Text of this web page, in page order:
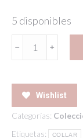
5 disponibles
Drusa
Necklace
Wishlist
Categorías:
Etiquetas:
COLLAR